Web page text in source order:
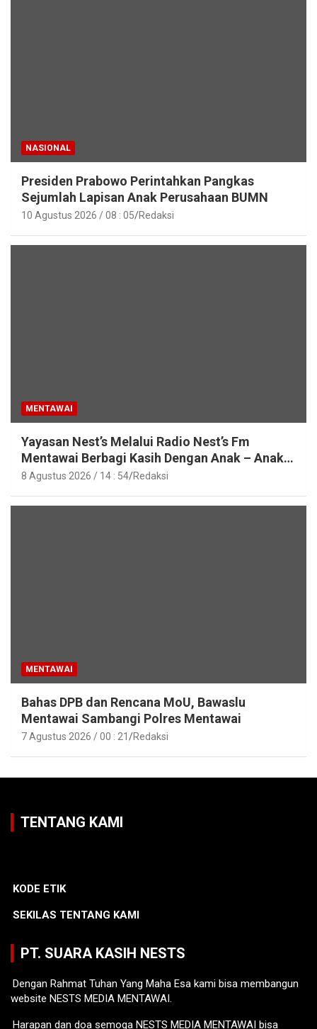
NASIONAL
Presiden Prabowo Perintahkan Pangkas
Sejumlah Lapisan Anak Perusahaan BUMN
10 Agustus 2026 / 08 : 05 Redaksi
MENTAWAI
Yayasan Nest’s Melalui Radio Nest’s Fm
Mentawai Berbagi Kasih Dengan Anak – Anak
Asrama SMAN 2 Sipora
8 Agustus 2026 / 14 : 54 Redaksi
MENTAWAI
Bahas DPB dan Rencana MoU, Bawaslu
Mentawai Sambangi Polres Mentawai
7 Agustus 2026 / 00 : 21 Redaksi
TENTANG KAMI
KODE ETIK
SEKILAS TENTANG KAMI
PT. SUARA KASIH NESTS
Dengan Rahmat Tuhan Yang Maha Esa kami bisa membangun
website NESTS MEDIA MENTAWAI.
Harapan dan doa semoga NESTS MEDIA MENTAWAI bisa